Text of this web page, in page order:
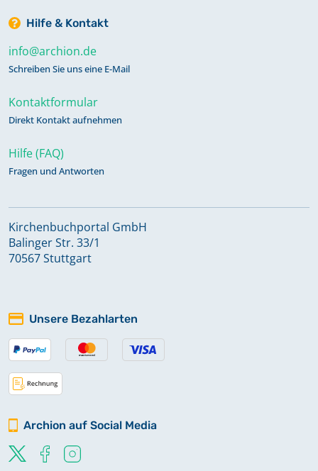
Hilfe & Kontakt
info@archion.de
Schreiben Sie uns eine E-Mail
Kontaktformular
Direkt Kontakt aufnehmen
Hilfe (FAQ)
Fragen und Antworten
Kirchenbuchportal GmbH
Balinger Str. 33/1
70567 Stuttgart
Unsere Bezahlarten
Archion auf Social Media